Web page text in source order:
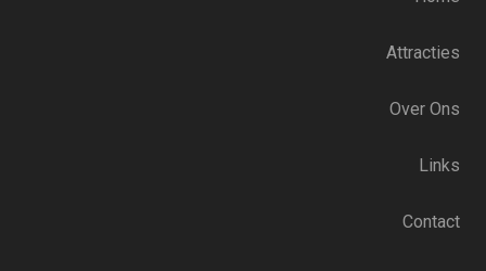
Attracties
Over Ons
Links
Contact